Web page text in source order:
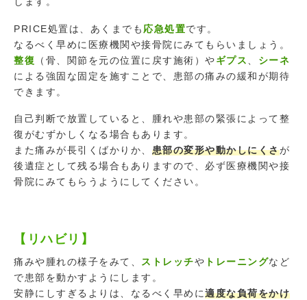
PRICE処置は、あくまでも 応急処置です。
なるべく早めに医療機関や接骨院にみてもらいましょう。
整復
（骨、関節を元の位置に戻す施術）やギプス
シーネ
による強固な固定を施すことで、患部の痛みの緩和が期待
できます。
自己判断で放置していると、腫れや患部の緊張によって整
復がむずかしくなる場合もあります。
また痛みが長引くばかりか、 患部の変形や動かしにくさが
後遺症として残る場合もありますので、必ず医療機関や接
骨院にみてもらうようにしてください。
【リハビリ】
痛みや腫れの様子をみて、 ストレッチや トレーニングなど
で患部を動かすようにします。
安静にしすぎるよりは、なるべく早めに適度な負荷をかけ